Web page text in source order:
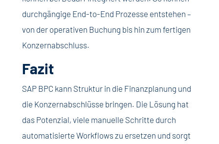
durchgängige End-to-End Prozesse entstehen –
von der operativen Buchung bis hin zum fertigen
Konzernabschluss.
Fazit
SAP BPC kann Struktur in die Finanzplanung und
die Konzernabschlüsse bringen. Die Lösung hat
das Potenzial, viele manuelle Schritte durch
automatisierte Workflows zu ersetzen und sorgt